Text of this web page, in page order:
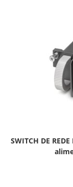
SWITCH DE